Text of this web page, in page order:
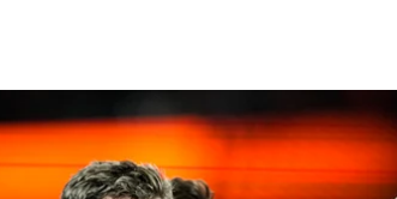
святкують перемогу у фіналі Ліги Європи
AP Photo / Kirsty Wigglesworth
у фіналі Ліги Європи з рахунком 3:0.